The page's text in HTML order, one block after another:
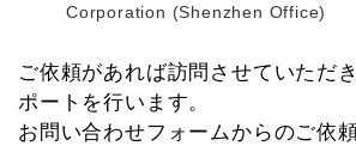
Corporation (Shenzhen Office)
ご依頼があれば訪問させていただ
ポートを行います。
お問い合わせフォームからのご依